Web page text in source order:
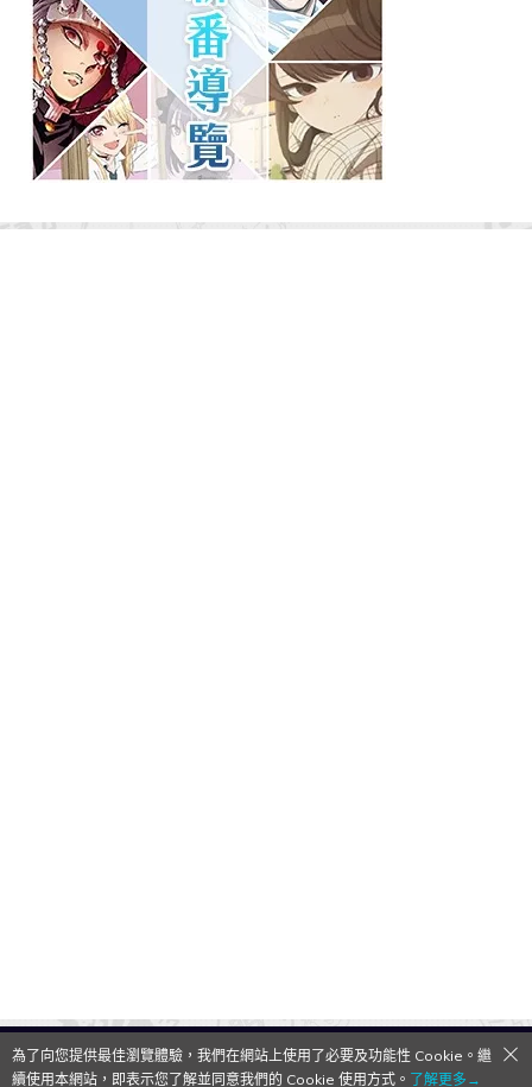
QooApp Limited © 2026
為了向您提供最佳瀏覽體驗，我們在網站上使用了必要及功能性 Cookie。繼
續使用本網站，即表示您了解並同意我們的 Cookie 使用方式。 了解更多→